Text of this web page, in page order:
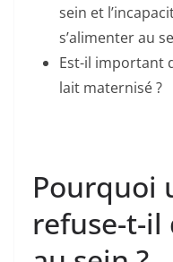
sein et
s’alimenter au
Est-il important
lait maternisé ?
Pourquoi
refuse-t-il